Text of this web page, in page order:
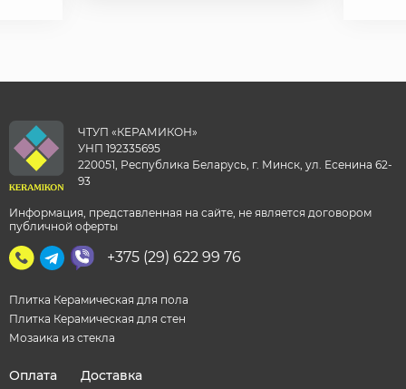
ЧТУП «КЕРАМИКОН»
УНП 192335695
220051, Республика Беларусь, г. Минск, ул. Есенина 62-
93
Информация, представленная на сайте, не является договором
публичной оферты
+375 (29) 622 99 76
Плитка Керамическая для пола
Плитка Керамическая для стен
Мозаика из стекла
Оплата Доставка